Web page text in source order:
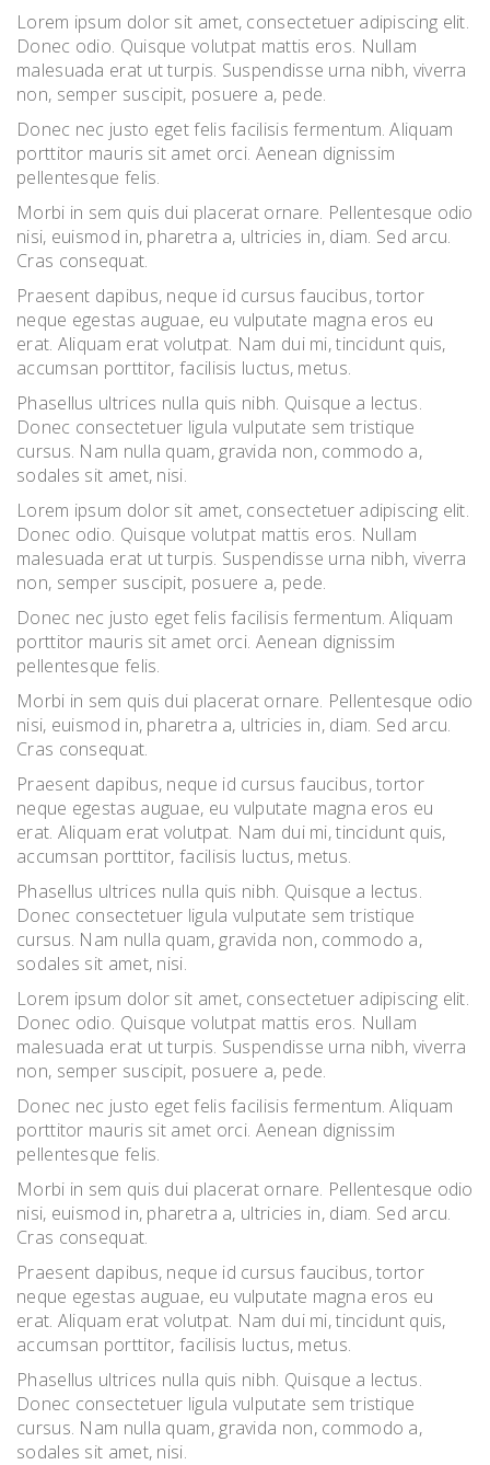
Lorem ipsum dolor sit amet, consectetuer adipiscing elit.
Donec odio. Quisque volutpat mattis eros. Nullam
malesuada erat ut turpis. Suspendisse urna nibh, viverra
non, semper suscipit, posuere a, pede.
Donec nec justo eget felis facilisis fermentum. Aliquam
porttitor mauris sit amet orci. Aenean dignissim
pellentesque felis.
Morbi in sem quis dui placerat ornare. Pellentesque odio
nisi, euismod in, pharetra a, ultricies in, diam. Sed arcu.
Cras consequat.
Praesent dapibus, neque id cursus faucibus, tortor
neque egestas auguae, eu vulputate magna eros eu
erat. Aliquam erat volutpat. Nam dui mi, tincidunt quis,
accumsan porttitor, facilisis luctus, metus.
Phasellus ultrices nulla quis nibh. Quisque a lectus.
Donec consectetuer ligula vulputate sem tristique
cursus. Nam nulla quam, gravida non, commodo a,
sodales sit amet, nisi.
Lorem ipsum dolor sit amet, consectetuer adipiscing elit.
Donec odio. Quisque volutpat mattis eros. Nullam
malesuada erat ut turpis. Suspendisse urna nibh, viverra
non, semper suscipit, posuere a, pede.
Donec nec justo eget felis facilisis fermentum. Aliquam
porttitor mauris sit amet orci. Aenean dignissim
pellentesque felis.
Morbi in sem quis dui placerat ornare. Pellentesque odio
nisi, euismod in, pharetra a, ultricies in, diam. Sed arcu.
Cras consequat.
Praesent dapibus, neque id cursus faucibus, tortor
neque egestas auguae, eu vulputate magna eros eu
erat. Aliquam erat volutpat. Nam dui mi, tincidunt quis,
accumsan porttitor, facilisis luctus, metus.
Phasellus ultrices nulla quis nibh. Quisque a lectus.
Donec consectetuer ligula vulputate sem tristique
cursus. Nam nulla quam, gravida non, commodo a,
sodales sit amet, nisi.
Lorem ipsum dolor sit amet, consectetuer adipiscing elit.
Donec odio. Quisque volutpat mattis eros. Nullam
malesuada erat ut turpis. Suspendisse urna nibh, viverra
non, semper suscipit, posuere a, pede.
Donec nec justo eget felis facilisis fermentum. Aliquam
porttitor mauris sit amet orci. Aenean dignissim
pellentesque felis.
Morbi in sem quis dui placerat ornare. Pellentesque odio
nisi, euismod in, pharetra a, ultricies in, diam. Sed arcu.
Cras consequat.
Praesent dapibus, neque id cursus faucibus, tortor
neque egestas auguae, eu vulputate magna eros eu
erat. Aliquam erat volutpat. Nam dui mi, tincidunt quis,
accumsan porttitor, facilisis luctus, metus.
Phasellus ultrices nulla quis nibh. Quisque a lectus.
Donec consectetuer ligula vulputate sem tristique
cursus. Nam nulla quam, gravida non, commodo a,
sodales sit amet, nisi.